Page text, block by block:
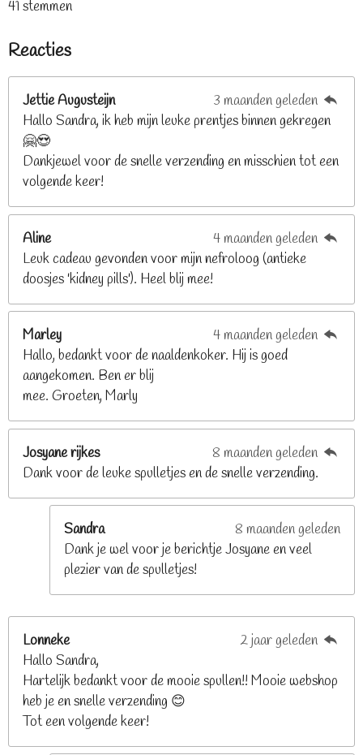
i
n
g
8
8
s
t
e
r
t
r
r
e
n
t
e
r
r
e
n
t
r
e
n
r
e
n
e
41 stemmen
Reacties
Jettie Augusteijn
3 maanden geleden
Hallo Sandra, ik heb mijn leuke prentjes binnen gekregen
🤗😍
Dankjewel voor de snelle verzending en misschien tot een
volgende keer!
Aline
4 maanden geleden
Leuk cadeau gevonden voor mijn nefroloog (antieke
doosjes 'kidney pills'). Heel blij mee!
Marley
4 maanden geleden
Hallo, bedankt voor de naaldenkoker. Hij is goed
aangekomen. Ben er blij
mee. Groeten, Marly
Josyane rijkes
8 maanden geleden
Dank voor de leuke spulletjes en de snelle verzending.
Sandra
8 maanden geleden
Dank je wel voor je berichtje Josyane en veel
plezier van de spulletjes!
Lonneke
2 jaar geleden
Hallo Sandra,
Hartelijk bedankt voor de mooie spullen!! Mooie webshop
heb je en snelle verzending 😊
Tot een volgende keer!